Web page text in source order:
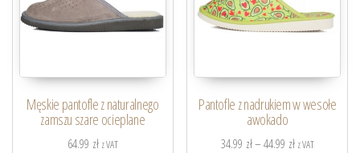
Męskie pantofle z naturalnego
zamszu szare ocieplane
64.99 zł z VAT
Pantofle z nadrukiem w wesołe
awokado
34.99 zł–44.99 zł z VAT